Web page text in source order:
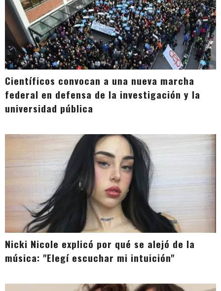
Científicos convocan a una nueva marcha
federal en defensa de la investigación y la
universidad pública
Nicki Nicole explicó por qué se alejó de la
música: "Elegí escuchar mi intuición"